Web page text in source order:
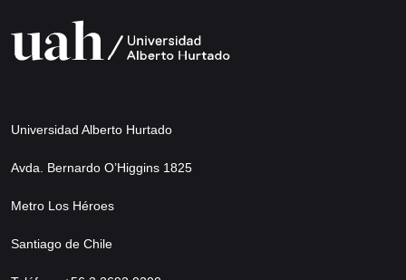
Universidad Alberto Hurtado
Avda. Bernardo O’Higgins 1825
Metro Los Héroes
Santiago de Chile